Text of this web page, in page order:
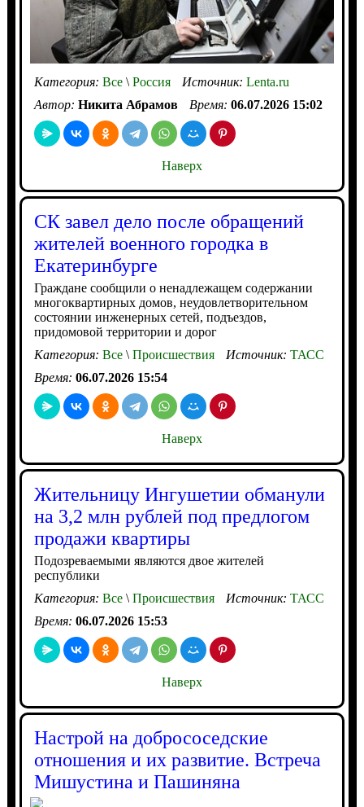
Категория: Все\Россия Источник: Lenta.ru
Автор: Никита Абрамов Время: 06.07.2026 15:02
Наверх
СК завел дело после обращений
жителей военного городка в
Екатеринбурге
Граждане сообщили о ненадлежащем содержании
многоквартирных домов, неудовлетворительном
состоянии инженерных сетей, подъездов,
придомовой территории и дорог
Категория: Все\Происшествия Источник: ТАСС
Время: 06.07.2026 15:54
Наверх
Жительницу Ингушетии обманули
на 3,2 млн рублей под предлогом
продажи квартиры
Подозреваемыми являются двое жителей
республики
Категория: Все\Происшествия Источник: ТАСС
Время: 06.07.2026 15:53
Наверх
Настрой на добрососедские
отношения и их развитие. Встреча
Мишустина и Пашиняна